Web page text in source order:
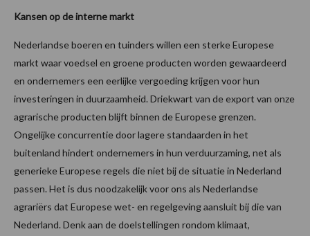
Kansen op de interne markt
Nederlandse boeren en tuinders willen een sterke Europese
markt waar voedsel en groene producten worden gewaardeerd
en ondernemers een eerlijke vergoeding krijgen voor hun
investeringen in duurzaamheid. Driekwart van de export van onze
agrarische producten blijft binnen de Europese grenzen.
Ongelijke concurrentie door lagere standaarden in het
buitenland hindert ondernemers in hun verduurzaming, net als
generieke Europese regels die niet bij de situatie in Nederland
passen. Het is dus noodzakelijk voor ons als Nederlandse
agrariërs dat Europese wet- en regelgeving aansluit bij die van
Nederland. Denk aan de doelstellingen rondom klimaat,